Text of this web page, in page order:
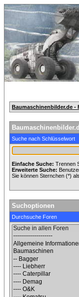
Baumaschinenbilder.de -
Suche nach Schlüsselwort
Einfache Suche: Trennen
Erweiterte Suche:
Sie können Sternchen (*)
Suchoptionen
Durchsuche Foren